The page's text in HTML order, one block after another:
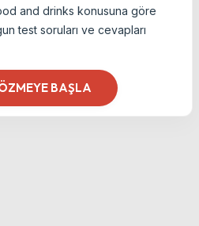
and drinks konusuna göre
test soruları ve cevapları
BAŞLA